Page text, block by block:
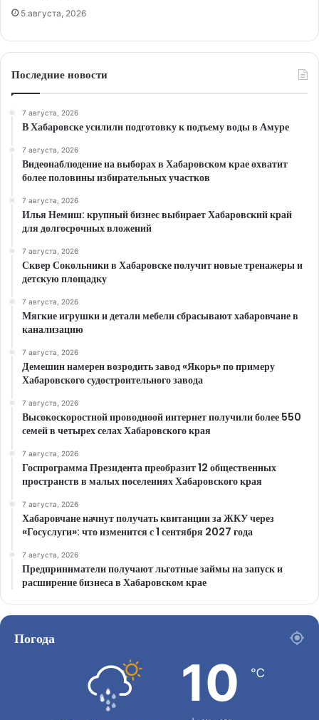
5 августа, 2026
Последние новости
7 августа, 2026
В Хабаровске усилили подготовку к подъему воды в Амуре
7 августа, 2026
Видеонаблюдение на выборах в Хабаровском крае охватит
более половины избирательных участков
7 августа, 2026
Илья Немиш: крупный бизнес выбирает Хабаровский край
для долгосрочных вложений
7 августа, 2026
Сквер Сокольники в Хабаровске получит новые тренажеры и
детскую площадку
7 августа, 2026
Мягкие игрушки и детали мебели сбрасывают хабаровчане в
канализацию
7 августа, 2026
Демешин намерен возродить завод «Якорь» по примеру
Хабаровского судостроительного завода
7 августа, 2026
Высокоскоростной проводноой интернет получили более 550
семей в четырех селах Хабаровского края
7 августа, 2026
Госпрограмма Президента преобразит 12 общественных
пространств в малых поселениях Хабаровского края
7 августа, 2026
Хабаровчане начнут получать квитанции за ЖКУ через
«Госуслуги»: что изменится с 1 сентября 2027 года
7 августа, 2026
Предприниматели получают льготные займы на запуск и
расширение бизнеса в Хабаровском крае
Погода
10 ℃